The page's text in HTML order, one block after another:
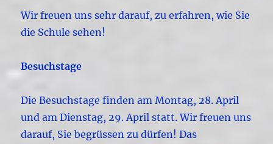
Wir freuen uns sehr darauf, zu erfahren, wie Sie
die Schule sehen!
Besuchstage
Die Besuchstage finden am Montag, 28. April
und am Dienstag, 29. April statt. Wir freuen uns
darauf, Sie begrüssen zu dürfen! Das